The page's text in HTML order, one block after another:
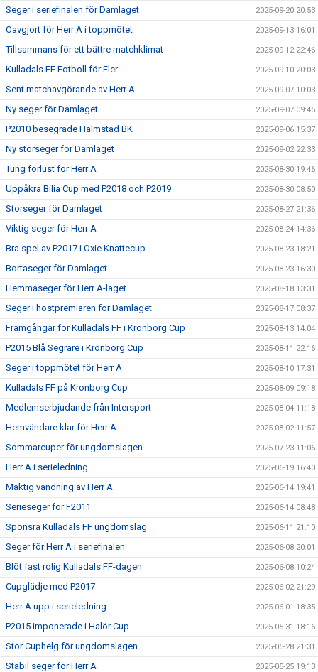
Seger i seriefinalen för Damlaget 2025-09-20 20:53
Oavgjort för Herr A i toppmötet 2025-09-13 16:01
Tillsammans för ett bättre matchklimat 2025-09-12 22:46
Kulladals FF Fotboll för Fler 2025-09-10 20:03
Sent matchavgörande av Herr A 2025-09-07 10:03
Ny seger för Damlaget 2025-09-07 09:45
P2010 besegrade Halmstad BK 2025-09-06 15:37
Ny storseger för Damlaget 2025-09-02 22:33
Tung förlust för Herr A 2025-08-30 19:46
Uppåkra Bilia Cup med P2018 och P2019 2025-08-30 08:50
Storseger för Damlaget 2025-08-27 21:36
Viktig seger för Herr A 2025-08-24 14:36
Bra spel av P2017 i Oxie Knattecup 2025-08-23 18:21
Bortaseger för Damlaget 2025-08-23 16:30
Hemmaseger för Herr A-laget 2025-08-18 13:31
Seger i höstpremiären för Damlaget 2025-08-17 08:37
Framgångar för Kulladals FF i Kronborg Cup 2025-08-13 14:04
P2015 Blå Segrare i Kronborg Cup 2025-08-11 22:16
Seger i toppmötet för Herr A 2025-08-10 17:31
Kulladals FF på Kronborg Cup 2025-08-09 09:18
Medlemserbjudande från Intersport 2025-08-04 11:18
Hemvändare klar för Herr A 2025-08-02 11:57
Sommarcuper för ungdomslagen 2025-07-23 11:06
Herr A i serieledning 2025-06-19 16:40
Mäktig vändning av Herr A 2025-06-14 19:41
Serieseger för F2011 2025-06-14 08:48
Sponsra Kulladals FF ungdomslag 2025-06-11 21:10
Seger för Herr A i seriefinalen 2025-06-08 20:01
Blöt fast rolig Kulladals FF-dagen 2025-06-08 10:24
Cupglädje med P2017 2025-06-02 21:29
Herr A upp i serieledning 2025-06-01 18:35
P2015 imponerade i Halör Cup 2025-05-31 18:16
Stor Cuphelg för ungdomslagen 2025-05-28 21:31
Stabil seger för Herr A 2025-05-25 19:13